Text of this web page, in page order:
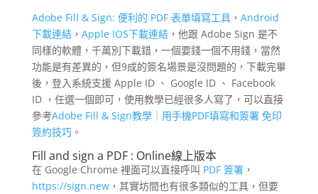
Adobe Fill & Sign: 便利的 PDF 表單填寫工具， Android
下載連結， Apple IOS下載連結，他跟 Adobe Sign 是不
同樣的軟體，千萬別下載錯，一個要錢一個不用錢，當然
功能是有差異的，但9成的簽名場景是沒問題的，下載完畢
後，登入系統支援 Apple ID 、 Google ID 、 Facebook
ID ，任選一個即可，使用教學已經很多人寫了，可以直接
參考Adobe Fill & Sign教學｜用手機PDF填寫和簽署 免印
簽約技巧。
Fill and sign a PDF : Online線上版本
在 Google Chrome 裡面可以直接呼叫 PDF 簽署，
https://sign.new，其實坊間也有很多類似的工具，但要